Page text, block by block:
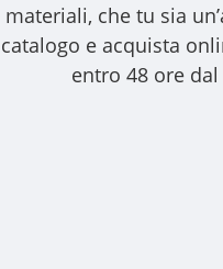
materiali, che tu sia
e acquista
entro 48 ore